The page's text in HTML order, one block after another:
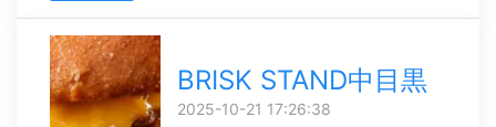
BRISK STAND中目黒
2025-10-21 17:26:38